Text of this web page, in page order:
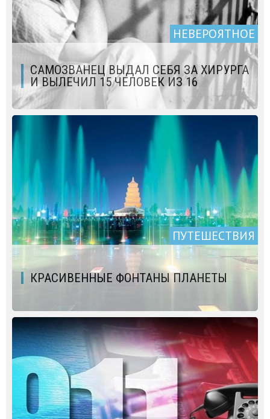
НЕВЕРОЯТНОЕ
САМОЗВАНЕЦ ВЫДАЛ СЕБЯ ЗА ХИРУРГА
И ВЫЛЕЧИЛ 15 ЧЕЛОВЕК ИЗ 16
ПУТЕШЕСТВИЯ
КРАСИВЕННЫЕ ФОНТАНЫ ПЛАНЕТЫ